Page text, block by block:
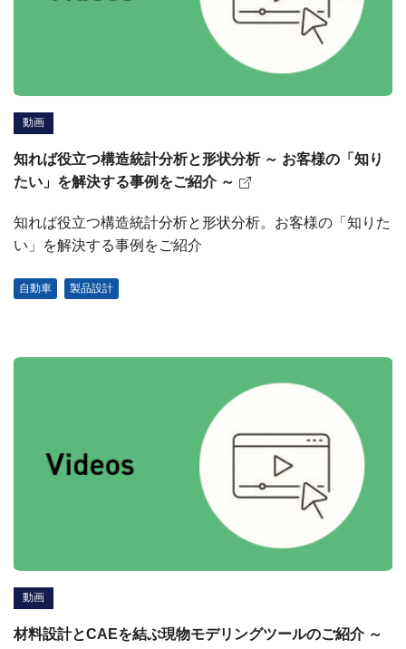
動画
知れば役立つ構造統計分析と形状分析 ～ お客様の「知り
たい」を解決する事例をご紹介 ～
知れば役立つ構造統計分析と形状分析。お客様の「知りた
い」を解決する事例をご紹介
自動車 製品設計
動画
材料設計とCAEを結ぶ現物モデリングツールのご紹介 ～